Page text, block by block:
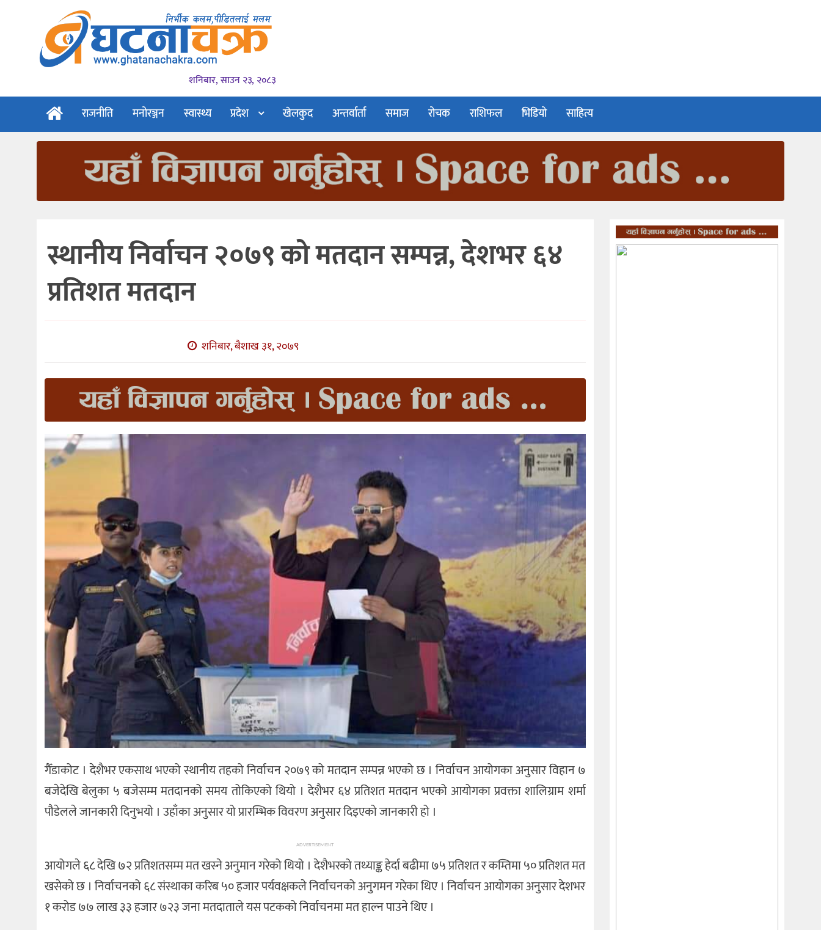
शनिबार, साउन २३, २०८३
राजनीति मनोरञ्जन स्वास्थ्य प्रदेश खेलकुद अन्तर्वार्ता समाज रोचक राशिफल भिडियो साहित्य
स्थानीय निर्वाचन २०७९ को मतदान सम्पन्न, देशभर ६४
प्रतिशत मतदान
शनिबार, बैशाख ३१, २०७९
गैँडाकोट । देशैभर एकसाथ भएको स्थानीय तहको निर्वाचन २०७९ को मतदान सम्पन्न भएको छ । निर्वाचन आयोगका अनुसार विहान ७
बजेदेखि बेलुका ५ बजेसम्म मतदानको समय तोकिएको थियो । देशैभर ६४ प्रतिशत मतदान भएको आयोगका प्रवक्ता शालिग्राम शर्मा
पौडेलले जानकारी दिनुभयो । उहाँका अनुसार यो प्रारम्भिक विवरण अनुसार दिइएको जानकारी हो ।
ADVERTISEMENT
आयोगले ६८ देखि ७२ प्रतिशतसम्म मत खस्ने अनुमान गरेको थियो । देशैभरको तथ्याङ्क हेर्दा बढीमा ७५ प्रतिशत र कम्तिमा ५० प्रतिशत मत
खसेको छ । निर्वाचनको ६८ संस्थाका करिब ५० हजार पर्यवक्षकले निर्वाचनको अनुगमन गरेका थिए । निर्वाचन आयोगका अनुसार देशभर
१ करोड ७७ लाख ३३ हजार ७२३ जना मतदाताले यस पटकको निर्वाचनमा मत हाल्न पाउने थिए ।